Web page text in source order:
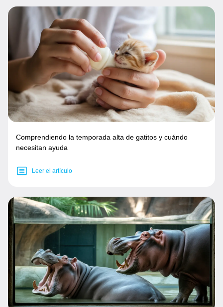
Comprendiendo la temporada alta de gatitos y cuándo
necesitan ayuda
Leer el artículo